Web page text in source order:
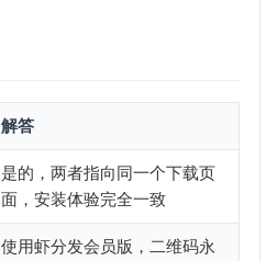
解答
是的，两者指向同一个下载页
面，安装体验完全一致
使用虾分发会员版，二维码永